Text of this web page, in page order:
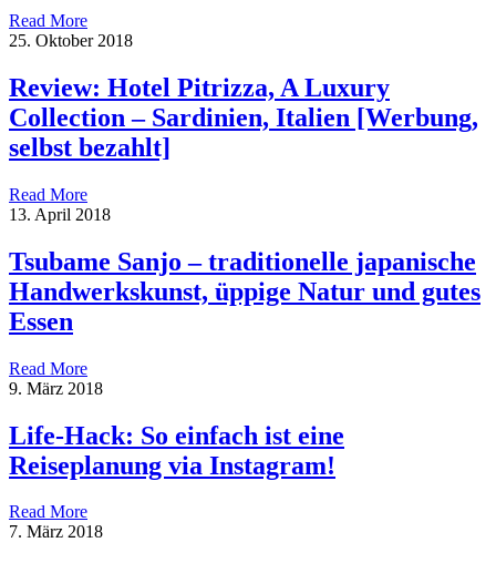
Read More
25. Oktober 2018
Review: Hotel Pitrizza, A Luxury
Collection – Sardinien, Italien [Werbung,
selbst bezahlt]
Read More
13. April 2018
Tsubame Sanjo – traditionelle japanische
Handwerkskunst, üppige Natur und gutes
Essen
Read More
9. März 2018
Life-Hack: So einfach ist eine
Reiseplanung via Instagram!
Read More
7. März 2018